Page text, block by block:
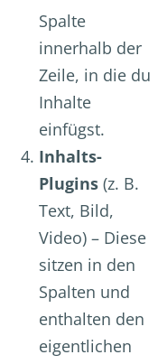
Spalte
innerhalb der
Zeile, in die du
Inhalte
einfügst.
Inhalts-
Plugins(z. B.
Text, Bild,
Video) – Diese
sitzen in den
Spalten und
enthalten den
eigentlichen